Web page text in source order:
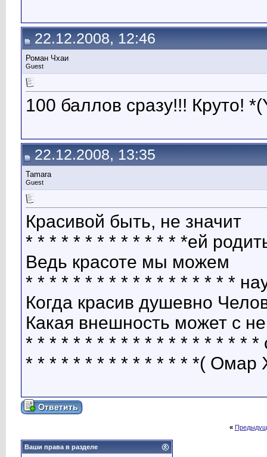
22.12.2008, 12:46
Роман Чхаи
Guest
100 баллов сразу!!! Круто!
22.12.2008, 13:35
Tamara
Guest
Красивой быть, не значит
* * * * * * * * * * * * * *ей
Ведь красоте мы можем
* * * * * * * * * * * * * * * * * *
Когда красив душевно
Какая внешность может с
* * * * * * * * * * * * * * * * * * * *
* * * * * * * * * * * * * * *( Омар
«
Ваши права в разделе